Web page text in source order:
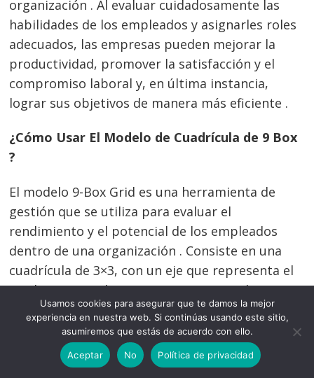
organización . Al evaluar cuidadosamente las
habilidades de los empleados y asignarles roles
adecuados, las empresas pueden mejorar la
productividad, promover la satisfacción y el
compromiso laboral y, en última instancia,
lograr sus objetivos de manera más eficiente .
¿Cómo Usar El Modelo de Cuadrícula de 9 Box
?
El modelo 9-Box Grid es una herramienta de
gestión que se utiliza para evaluar el
rendimiento y el potencial de los empleados
dentro de una organización . Consiste en una
cuadrícula de 3×3, con un eje que representa el
rendimiento y el otro que representa el
potencial . El modelo ayuda a los gerentes y
líderes a asignar recursos de manera efectiva,
identificar a los empleados de alto rendimiento
y planificar las necesidades futuras de talento .
Usamos cookies para asegurar que te damos la mejor
experiencia en nuestra web. Si continúas usando este sitio,
asumiremos que estás de acuerdo con ello.
Aceptar No Política de privacidad